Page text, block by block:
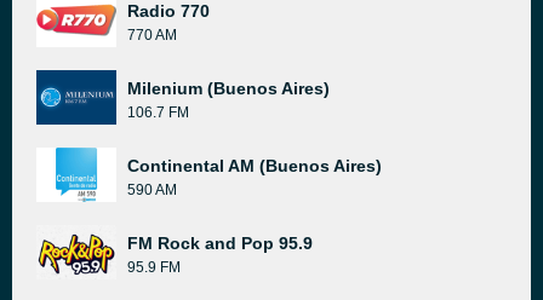
Radio 770
770 AM
Milenium (Buenos Aires)
106.7 FM
Continental AM (Buenos Aires)
590 AM
FM Rock and Pop 95.9
95.9 FM